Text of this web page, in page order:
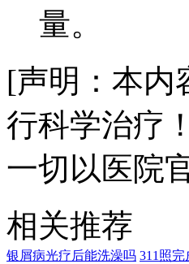
量。
[声明：本内
行科学治疗
一切以医院
相关推荐
银屑病光疗后能洗澡吗 311照